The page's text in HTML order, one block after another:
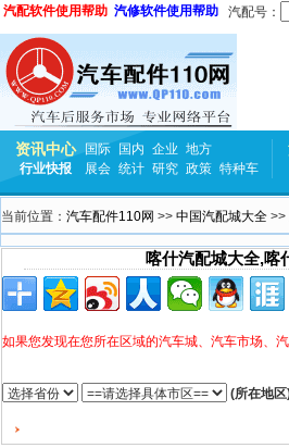
汽配软件使用帮助 汽修软件使用帮助 汽配号：
资讯中心 国际 国内 企业 地方
行业快报
展会 统计 研究 政策 特种车
当前位置： 汽车配件110网 >> 中国汽配城大全 >>
喀什汽配城大全,喀
如果您发现在您所在区域的汽车城、汽车市场、
(所在地区